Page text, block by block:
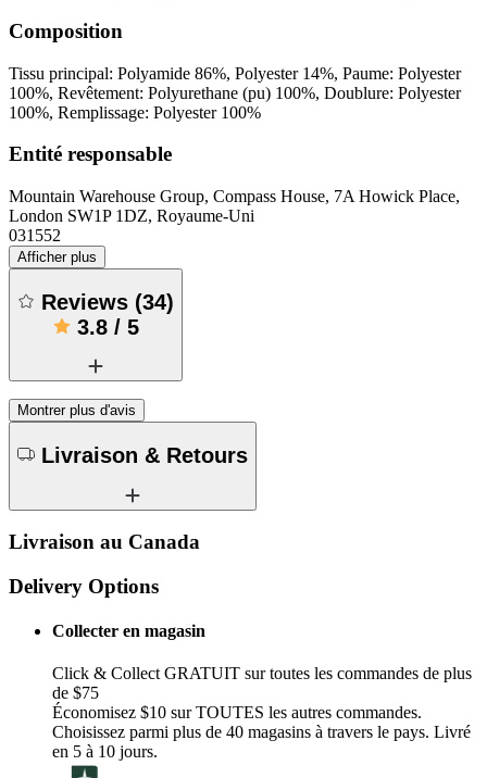
Composition
Tissu principal: Polyamide 86%, Polyester 14%, Paume: Polyester
100%, Revêtement: Polyurethane (pu) 100%, Doublure: Polyester
100%, Remplissage: Polyester 100%
Entité responsable
Mountain Warehouse Group, Compass House, 7A Howick Place,
London SW1P 1DZ, Royaume-Uni
031552
Afficher plus
Reviews (34)
3.8/ 5
Montrer plus d'avis
Livraison & Retours
Livraison au Canada
Delivery Options
Collecter en magasin
Click & Collect GRATUIT sur toutes les commandes de plus
de $75
Économisez $10 sur TOUTES les autres commandes.
Choisissez parmi plus de 40 magasins à travers le pays. Livré
en 5 à 10 jours.